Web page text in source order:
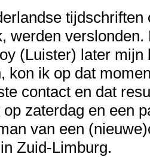
werden
(Luister) later
kon ik op dat
contact en dat
op zaterdag en een
van een
Zuid-Limburg.